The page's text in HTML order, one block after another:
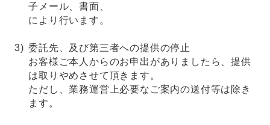
子メール、書面、
により行います。
3) 委託先、及び第三者への提供の停止
お客様ご本人からのお申出がありましたら、提供
は取りやめさせて頂きます。
ただし、業務運営上必要なご案内の送付等は除き
ます。